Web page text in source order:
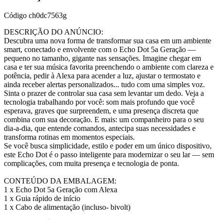
Código ch0dc7563g
DESCRIÇÃO DO ANÚNCIO:
Descubra uma nova forma de transformar sua casa em um ambiente
smart, conectado e envolvente com o Echo Dot 5a Geração —
pequeno no tamanho, gigante nas sensações. Imagine chegar em
casa e ter sua música favorita preenchendo o ambiente com clareza e
potência, pedir à Alexa para acender a luz, ajustar o termostato e
ainda receber alertas personalizados... tudo com uma simples voz.
Sinta o prazer de controlar sua casa sem levantar um dedo. Veja a
tecnologia trabalhando por você: som mais profundo que você
esperava, graves que surpreendem, e uma presença discreta que
combina com sua decoração. E mais: um companheiro para o seu
dia-a-dia, que entende comandos, antecipa suas necessidades e
transforma rotinas em momentos especiais.
Se você busca simplicidade, estilo e poder em um único dispositivo,
este Echo Dot é o passo inteligente para modernizar o seu lar — sem
complicações, com muita presença e tecnologia de ponta.
CONTEÚDO DA EMBALAGEM:
1 x Echo Dot 5a Geração com Alexa
1 x Guia rápido de início
1 x Cabo de alimentação (incluso- bivolt)